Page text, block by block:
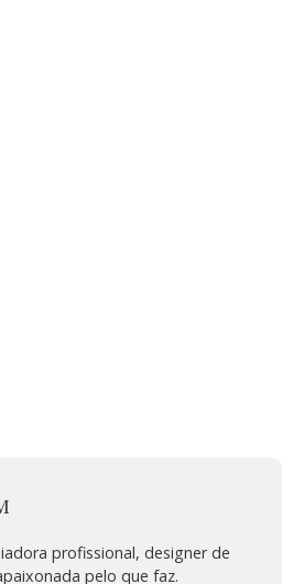
profissional, designer de
pelo que faz.